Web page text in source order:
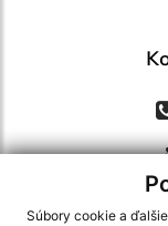
Súbory cookie a